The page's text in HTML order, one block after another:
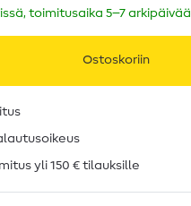
toimitusaika 5–7 arkipäivää
Ostoskoriin
yli 150 € tilauksille